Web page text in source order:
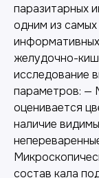
паразитарных
одним из
желудочно-
исследование
параметров: —
оценивается
наличие
состав кала